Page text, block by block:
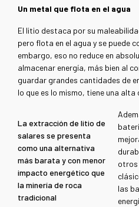
Un metal que flota en el agua
El litio destaca por su
pero flota en el agua y se puede
embargo, eso no reduce en
almacenar energía, más bien al
guardar grandes cantidades de
lo que es lo mismo, tiene una
La extracción de litio de
salares se presenta
como una alternativa
más barata y con menor
impacto energético que
la minería de roca
tradicional
otros
las